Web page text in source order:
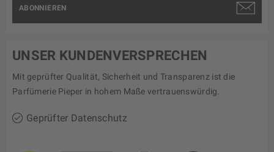
ABONNIEREN
UNSER KUNDENVERSPRECHEN
Mit geprüfter Qualität, Sicherheit und Transparenz ist die
Parfümerie Pieper in hohem Maße vertrauenswürdig.
Geprüfter Datenschutz